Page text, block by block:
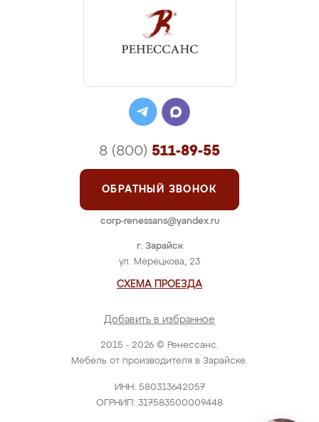
2015 - 2026 © Ренессанс.
Мебель от производителя в Зарайске.
ИНН: 580313642057
ОГРНИП: 317583500009448
г. Зарайск
ул. Мерецкова, 23
СХЕМА ПРОЕЗДА
Добавить в избранное
8 (800) 511-89-55
ОБРАТНЫЙ ЗВОНОК
corp-renessans@yandex.ru